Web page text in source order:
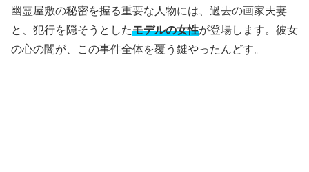
幽霊屋敷の秘密を握る重要な人物には、過去の画家夫妻
と、犯行を隠そうとしたモデルの女性が登場します。彼女
の心の闇が、この事件全体を覆う鍵やったんどす。